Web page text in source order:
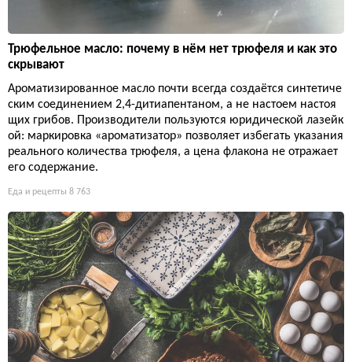
Трюфельное масло: почему в нём нет трюфеля и как это
скрывают
Ароматизированное масло почти всегда создаётся синтетиче
ским соединением 2,4-дитиапентаном, а не настоем настоя
щих грибов. Производители пользуются юридической лазейк
ой: маркировка «ароматизатор» позволяет избегать указания
реального количества трюфеля, а цена флакона не отражает
его содержание.
Еда и рецепты 8 763